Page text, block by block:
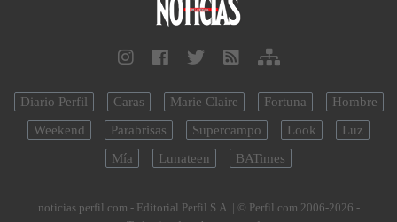
Diario Perfil Caras Marie Claire Fortuna
Hombre
Weekend
Parabrisas Supercampo Look
Luz
Mía
Lunateen BATimes
noticias.perfil.com - Editorial Perfil S.A. | © Perfil.com 2006-2026 -